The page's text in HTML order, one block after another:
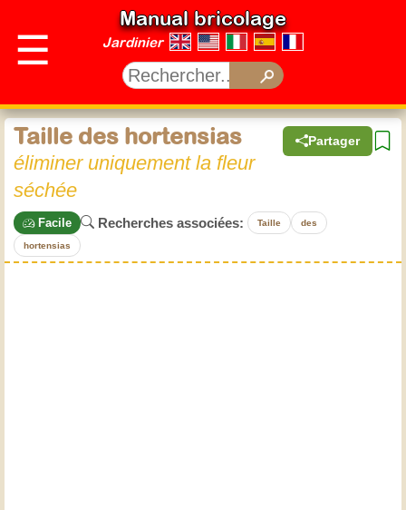
☰
Manual bricolage
Jardinier
Partager
Taille des hortensias
éliminer uniquement la fleur
séchée
Facile Recherches associées: Taille des
hortensias